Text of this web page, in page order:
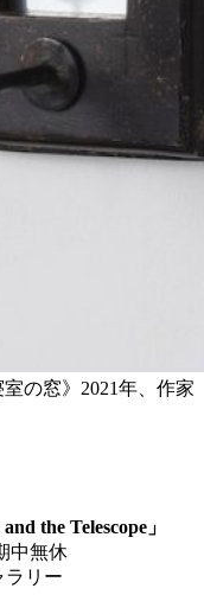
室の窓》2021年、作家
the Telescope」
中無休
ラリー